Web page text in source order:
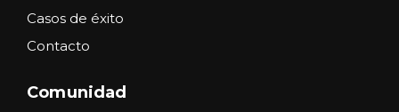
Casos de éxito
Contacto
Comunidad